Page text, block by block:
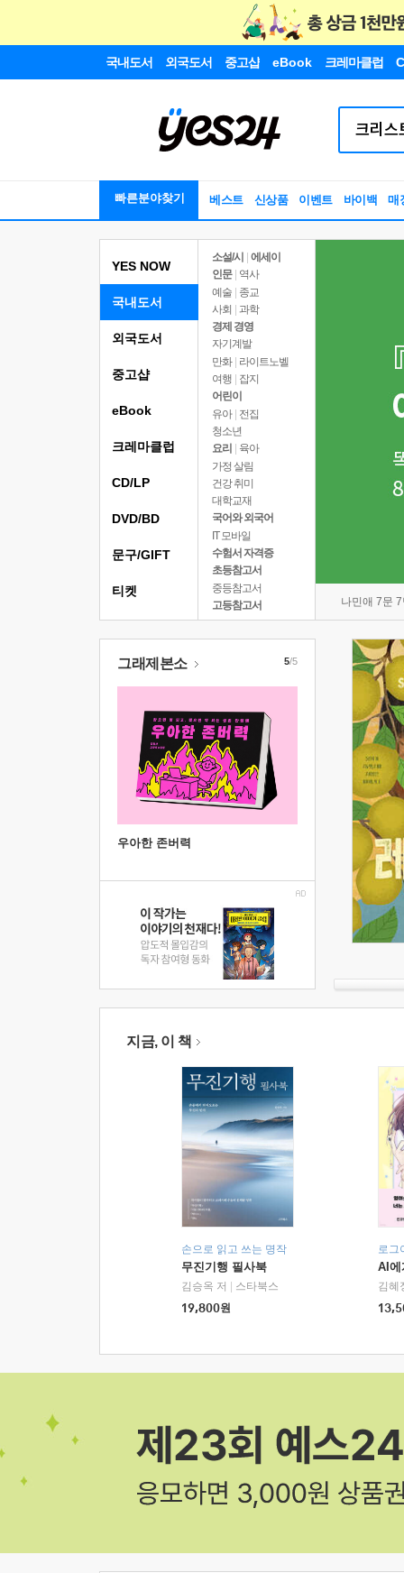
국내도서 외국도서 중고샵 eBook 크레마클럽
빠른분야찾기 베스트 신상품 이벤트 바이백 매
YES NOW
국내도서
소설/시
에세이
인문
역사
예술 | 종교
사회 | 과학
경제 경영
자기계발
만화 | 라이트노벨
여행
잡지
어린이
유아 | 전집
청소년
요리
육아
가정 살림
건강 취미
대학교재
국어와 외국어
IT 모바일
수험서 자격증
초등참고서
중등참고서
고등참고서
나민애 7문
외국도서
중고샵
eBook
크레마클럽
CD/LP
DVD/BD
문구/GIFT
티켓
그래제본소
우아한 존버력
5/5
지금, 이 책
손으로 읽고 쓰는 명작
무진기행 필사북
김승옥 저
스타북스
19,800원
로그
AI에
김혜